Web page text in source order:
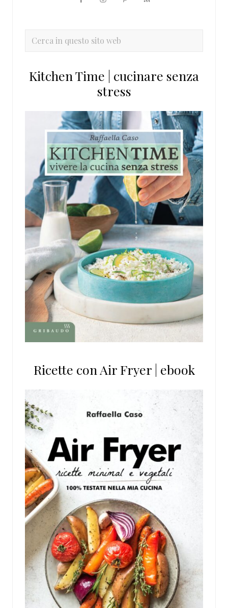
primaria
Cerca
sito
Kitchen Time | cucinare senza
stress
Ricette con Air Fryer | ebook